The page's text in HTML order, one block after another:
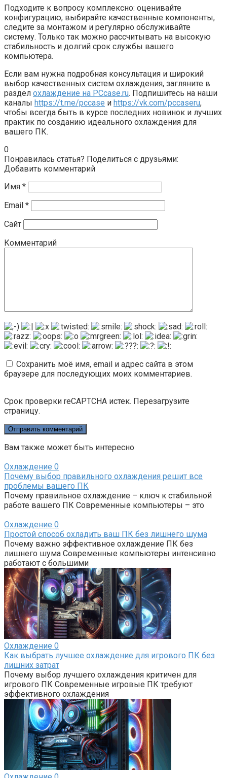
Подходите к вопросу комплексно: оценивайте
конфигурацию, выбирайте качественные компоненты,
следите за монтажом и регулярно обслуживайте
систему. Только так можно рассчитывать на высокую
стабильность и долгий срок службы вашего
компьютера.
Если вам нужна подробная консультация и широкий
выбор качественных систем охлаждения, загляните в
раздел охлаждение на PCcase.ru. Подпишитесь на наши
каналы https://t.me/pccase и https://vk.com/pccaseru,
чтобы всегда быть в курсе последних новинок и лучших
практик по созданию идеального охлаждения для
вашего ПК.
0
Понравилась статья? Поделиться с друзьями:
Добавить комментарий
Имя *
Email *
Сайт
Комментарий
Сохранить моё имя, email и адрес сайта в этом
браузере для последующих моих комментариев.
Срок проверки reCAPTCHA истек. Перезагрузите
страницу.
Вам также может быть интересно
Охлаждение 0
Почему выбор правильного охлаждения решит все
проблемы вашего ПК
Почему правильное охлаждение – ключ к стабильной
работе вашего ПК Современные компьютеры – это
Охлаждение 0
Простой способ охладить ваш ПК без лишнего шума
Почему важно эффективное охлаждение ПК без
лишнего шума Современные компьютеры интенсивно
работают с большими
Охлаждение 0
Как выбрать лучшее охлаждение для игрового ПК без
лишних затрат
Почему выбор лучшего охлаждения критичен для
игрового ПК Современные игровые ПК требуют
эффективного охлаждения